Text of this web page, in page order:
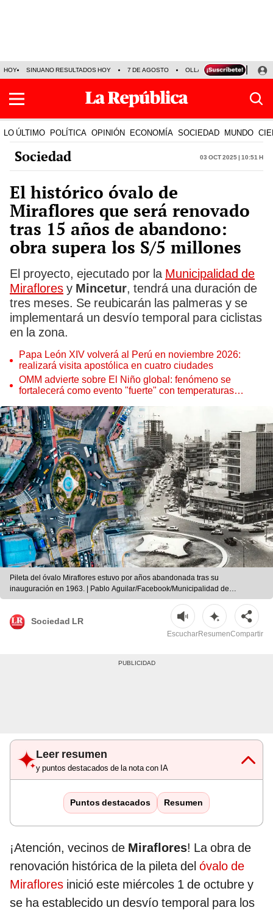
HOY SINUANO RESULTADOS HOY 7 DE AGOSTO OLLANTA HUMALA
LO ÚLTIMO POLÍTICA OPINIÓN ECONOMÍA SOCIEDAD MUNDO
Sociedad 03 Oct 2025 | 10:51 h
El histórico óvalo de
Miraflores que será renovado
tras 15 años de abandono:
obra supera los S/5 millones
El proyecto, ejecutado por la Municipalidad de
Miraflores y Mincetur, tendrá una duración de
tres meses. Se reubicarán las palmeras y se
implementará un desvío temporal para ciclistas
en la zona.
Papa León XIV volverá al Perú en noviembre 2026:
realizará visita apostólica en cuatro ciudades
OMM advierte sobre El Niño global: fenómeno se
fortalecerá como evento "fuerte" con temperaturas
Pileta del óvalo Miraflores estuvo por años abandonada tras su
inauguración en 1963. | Pablo Aguilar/Facebook/Municipalidad de
Miraflores | Composición de Jazmin Ceras/La República
Sociedad LR
EscucharResumenCompartir
Leer resumen
y puntos destacados de la nota con IA
Puntos destacados Resumen
¡Atención, vecinos de Miraflores! La obra de
renovación histórica de la pileta del óvalo de
Miraflores inició este miércoles 1 de octubre y
se ha establecido un desvío temporal para los